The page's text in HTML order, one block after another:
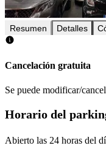
Resumen Detalles
Cancelación gratuita
Se puede modificar/
Horario del
Abierto las 24 horas del